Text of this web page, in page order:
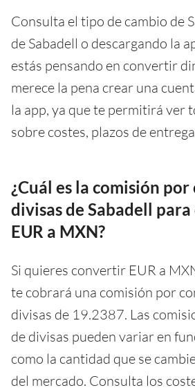
Consulta el tipo de cambio de
de Sabadell o descargando la
estás pensando en convertir
merece la pena crear una
la app, ya que te permitirá ver
sobre costes, plazos de
¿Cuál es la comisión
divisas de Sabadell
EUR a MXN?
Si quieres convertir EUR a
te cobrará una comisión por
divisas de 19.2387. Las
de divisas pueden variar en
como la cantidad que se
del mercado. Consulta los